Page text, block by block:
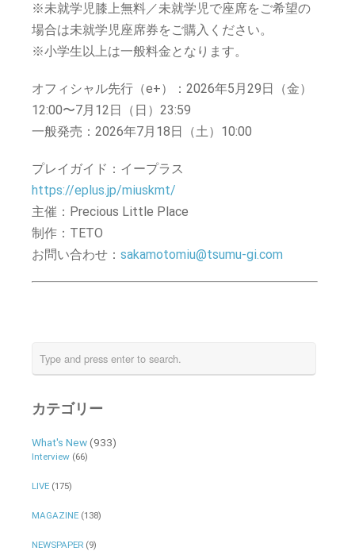
※未就学児膝上無料／未就学児で座席をご希望の
場合は未就学児座席券をご購入ください。
※小学生以上は一般料金となります。
オフィシャル先行（e+）：2026年5月29日（金）
12:00〜7月12日（日）23:59
一般発売：2026年7月18日（土）10:00
プレイガイド：イープラス
https://eplus.jp/miuskmt/
主催：Precious Little Place
制作：TETO
お問い合わせ： sakamotomiu@tsumu-gi.com
カテゴリー
What's New(933)
Interview(66)
LIVE(175)
MAGAZINE(138)
NEWSPAPER(9)